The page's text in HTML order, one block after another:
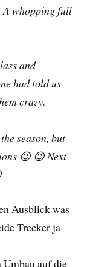
A whopping full
and
had told us
crazy.
season, but
😉 😉 Next
Ausblick was
Trecker ja
auf die